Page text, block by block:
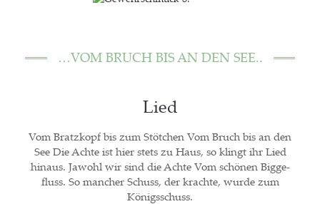
…VOM BRUCH BIS AN DEN SEE..
Lied
Vom Bratz­kopf bis zum Stöt­chen Vom Bruch bis an den
See Die Ach­te ist hier stets zu Haus, so klingt ihr Lied
hin­aus. Jawohl wir sind die Ach­te Vom schö­nen Big­ge­
fluss. So man­cher Schuss, der krach­te, wur­de zum
Königsschuss.